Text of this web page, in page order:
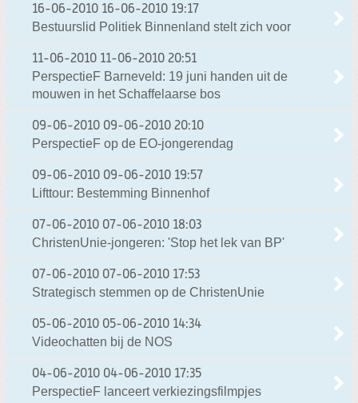
16-06-2010 16-06-2010 19:17
Bestuurslid Politiek Binnenland stelt zich voor
11-06-2010 11-06-2010 20:51
PerspectieF Barneveld: 19 juni handen uit de
mouwen in het Schaffelaarse bos
09-06-2010 09-06-2010 20:10
PerspectieF op de EO-jongerendag
09-06-2010 09-06-2010 19:57
Lifttour: Bestemming Binnenhof
07-06-2010 07-06-2010 18:03
ChristenUnie-jongeren: 'Stop het lek van BP'
07-06-2010 07-06-2010 17:53
Strategisch stemmen op de ChristenUnie
05-06-2010 05-06-2010 14:34
Videochatten bij de NOS
04-06-2010 04-06-2010 17:35
PerspectieF lanceert verkiezingsfilmpjes